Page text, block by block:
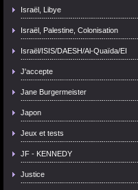
Israël, Libye
Israël, Palestine, Colonisation
Israël/ISIS/DAESH/Al-Quaïda/EI
J'accepte
Jane Burgermeister
Japon
Jeux et tests
JF - KENNEDY
Justice